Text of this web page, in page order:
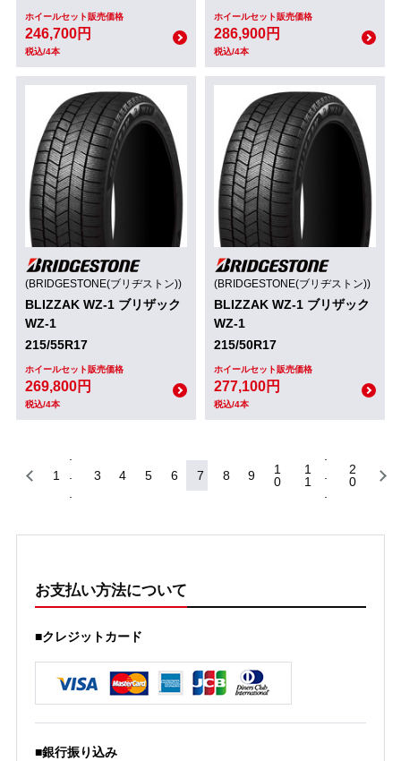
ホイールセット販売価格
246,700円
税込/4本
ホイールセット販売価格
286,900円
税込/4本
(BRIDGESTONE(ブリヂストン))
BLIZZAK WZ-1 ブリザック
WZ-1
215/55R17
ホイールセット販売価格
269,800円
税込/4本
(BRIDGESTONE(ブリヂストン))
BLIZZAK WZ-1 ブリザック
WZ-1
215/50R17
ホイールセット販売価格
277,100円
税込/4本
1 3 4 5 6 7 8 9
1
0
1
1
2
0
お支払い方法について
■クレジットカード
■銀行振り込み